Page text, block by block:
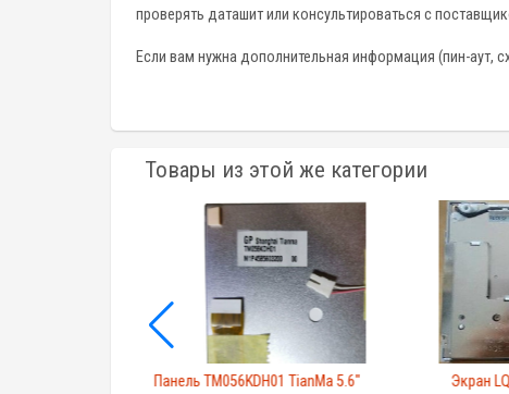
проверять даташит или консультироваться с
Если вам нужна дополнительная информация (пин-аут,
Товары из этой же категории
Панель TM056KDH01 TianMa 5.6" Экран